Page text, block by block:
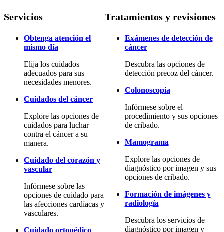
Servicios
Obtenga atención el
mismo día
Elija los cuidados
adecuados para sus
necesidades menores.
Cuidados del cáncer
Explore las opciones de
cuidados para luchar
contra el cáncer a su
manera.
Cuidado del corazón y
vascular
Infórmese sobre las
opciones de cuidado para
las afecciones cardíacas y
vasculares.
Cuidado ortopédico
Tratamientos y revisiones
Exámenes de detección de
cáncer
Descubra las opciones de
detección precoz del cáncer.
Colonoscopia
Infórmese sobre el
procedimiento y sus opciones
de cribado.
Mamograma
Explore las opciones de
diagnóstico por imagen y sus
opciones de cribado.
Formación de imágenes y
radiología
Descubra los servicios de
diagnóstico por imagen y